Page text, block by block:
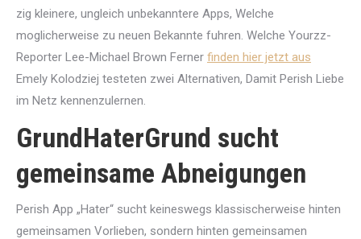
zig kleinere, ungleich unbekanntere Apps, Welche
moglicherweise zu neuen Bekannte fuhren. Welche Yourzz-
Reporter Lee-Michael Brown Ferner finden hier jetzt aus
Emely Kolodziej testeten zwei Alternativen, Damit Perish Liebe
im Netz kennenzulernen.
GrundHaterGrund sucht
gemeinsame Abneigungen
Perish App „Hater“ sucht keineswegs klassischerweise hinten
gemeinsamen Vorlieben, sondern hinten gemeinsamen